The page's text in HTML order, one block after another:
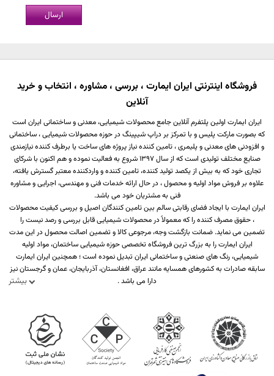
ارسال
فروشگاه اینترنتی ایران ایمارت ، بررسی ، مشاوره ، انتخاب و خرید
آنلاین
بیشتر
ایران ایمارت اولین پلتفرم آنلاین جامع محصولات شیمیایی، معدنی و ساختمانی ایران است
که بصورت مارکت پلیس و با تمرکز بر دراپ شیپینگ در حوزه محصولات شیمیایی ، ساختمانی
و افزودنی های معدنی و پلیمری ، تامین کننده نیاز پروژه های ساخت یا برطرف کننده نیازمندی
صنایع مختلف تولیدی است که از سال 1397 شروع به فعالیت نموده و هم اکنون با شرکای
تجاری خود که به بیش از یکصد تولید کننده، تامین کننده و واردکننده معتبر گسترش یافته،
علاوه بر فروش مواد اولیه و محصول ، در حال ارائه خدمات فنی و مهندسی، اجرایی و مشاوره
فنی به مشتریان خود می باشد.
ایران ایمارت با ایجاد فضای رقابتی سالم بین تامین کنندگان اصیل و بررسی کیفیت محصولات
، حقوق مصرف کننده را که معمولاً در محصولات شیمیایی قابل بررسی و رصد نیست را
تضمین می نماید. ضمانت بازگشت وجه، مرجوعی کالا و تضمین اصالت محصول در این مدت
ایران ایمارت را به بزرگ ترین فروشگاه تخصصی حوزه شیمیایی ساختمان، مواد اولیه
شیمیایی، رنگ های صنعتی و ساختمانی ایران تبدیل نموده است ؛ همچنین ایران ایمارت
سابقه صادرات به کشورهای همسایه مانند عراق، افغانستان، آذربایجان، عمان و گرجستان نیز
دارا می باشد .